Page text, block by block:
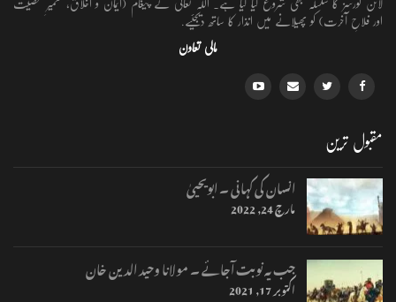
لائن کورسز کا سلسلہ بھی شروع کیا گیا ہے۔ اللہ تعالٰی کے پیغام (ایمان و اخلاق، تعمیرِ شخصیت
اور فلاحِ آخرت) کو پھیلانے میں انذار کا ساتھ دیجئیے.
مالی تعاون
مقبول ترین
انسان کی کہانی ۔ ابویحییٰ
مارچ 24, 2022
جب یہ نوبت آجائے ۔ مولانا وحید الدین خان
اکتوبر 17, 2021